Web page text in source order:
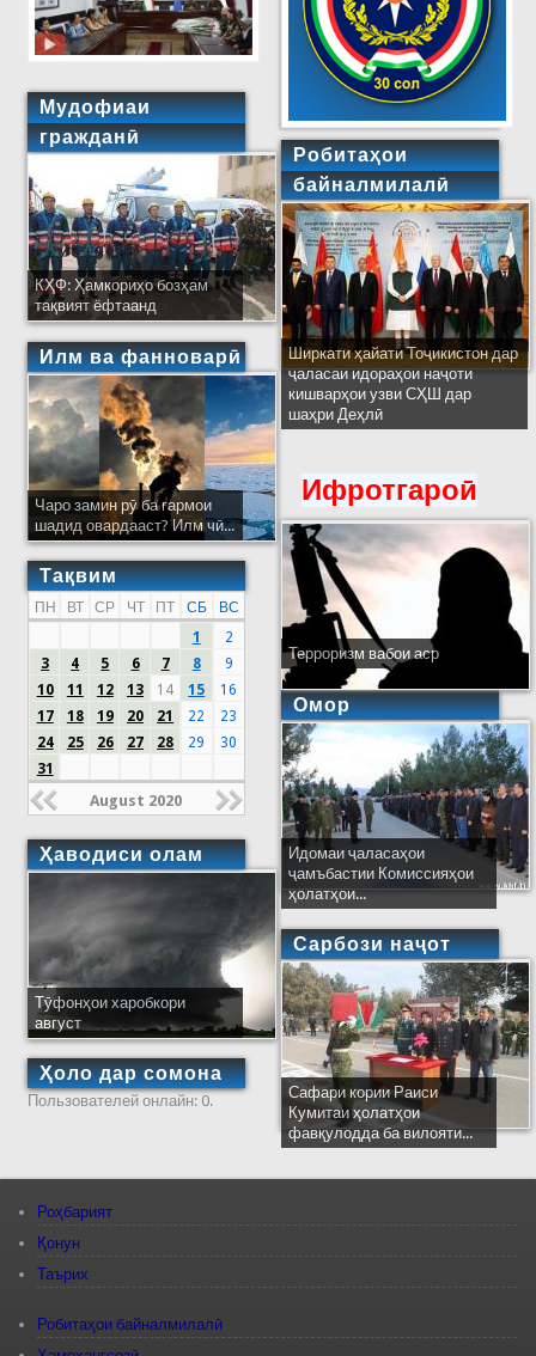
Мудофиаи
гражданӣ
КҲФ: Ҳамкориҳо бозҳам
тақвият ёфтаанд
Илм ва фанноварӣ
Чаро замин рӯ ба гармои
шадид овардааст? Илм чӣ...
Тақвим
ПН ВТ СР ЧТ ПТ СБ
ВС
1
2
3
4 5 6 7 8
9
10
11 12 13 14 15
16
17
18 19 20 21 22
23
24
25 26 27 28 29
30
31
August 2020
Ҳаводиси олам
Тӯфонҳои харобкори
август
Ҳоло дар сомона
Пользователей онлайн: 0.
Робитаҳои
байналмилалӣ
Ширкати ҳайати Тоҷикистон дар
ҷаласаи идораҳои наҷоти
кишварҳои узви СҲШ дар
шаҳри Деҳлӣ
Ифротгароӣ
Терроризм вабои аср
Омор
Идомаи ҷаласаҳои
ҷамъбастии Комиссияҳои
ҳолатҳои...
Сарбози наҷот
Сафари кории Раиси
Кумитаи ҳолатҳои
фавқулодда ба вилояти...
Роҳбарият
Қонун
Таърих
Робитаҳои байналмилалӣ